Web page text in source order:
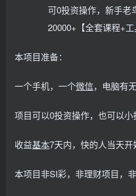
本项目准备：
一个手机，一个微信，电脑有
项目可以0投资操作，也可以
收益基本7天内，快的人当天开
本项目非SI彩，非理财项目，